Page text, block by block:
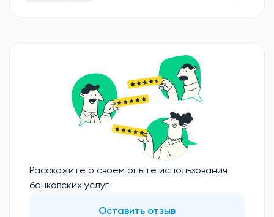
Расскажите о своем опыте использования
банковских услуг
Оставить отзыв